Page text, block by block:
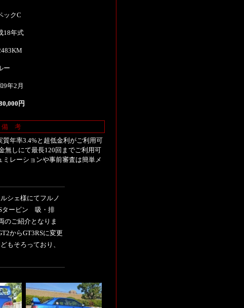
ックC
18年式
ー
9年2月
円
備 考
年率3.4%と超低金利がご利用可
無しにて最長120回までご利用可
レーションや事前審査は簡単メ
シェ様にてフルノ
タービン 吸・排
ご紹介となりま
からGT3RSに変更
もそろっており、